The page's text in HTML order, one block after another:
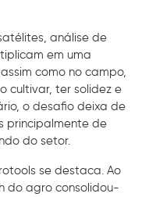
análise de
em uma
como no campo,
cultivar, ter solidez e
o desafio deixa de
principalmente de
do setor.
se destaca. Ao
do agro consolidou-